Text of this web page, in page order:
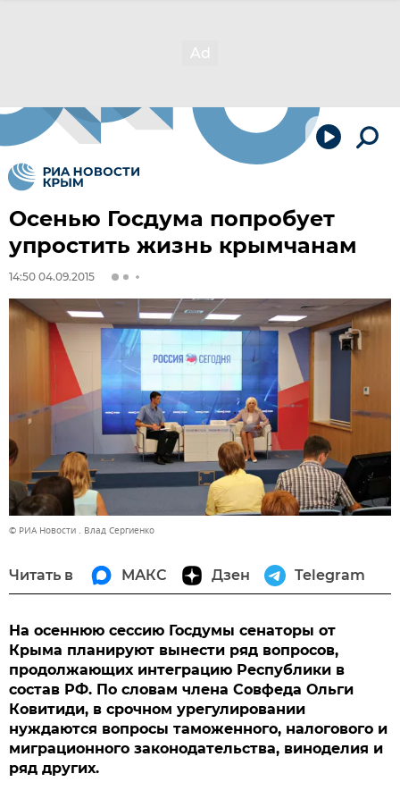
Осенью Госдума попробует
упростить жизнь крымчанам
14:50 04.09.2015
© РИА Новости . Влад Сергиенко
Читать в МАКС Дзен Telegram
На осеннюю сессию Госдумы сенаторы от
Крыма планируют вынести ряд вопросов,
продолжающих интеграцию Республики в
состав РФ. По словам члена Совфеда Ольги
Ковитиди, в срочном урегулировании
нуждаются вопросы таможенного, налогового и
миграционного законодательства, виноделия и
ряд других.